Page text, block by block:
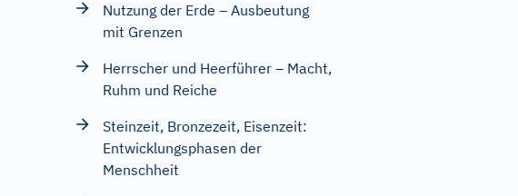
Nutzung der Erde – Ausbeutung
mit Grenzen
Herrscher und Heerführer – Macht,
Ruhm und Reiche
Steinzeit, Bronzezeit, Eisenzeit:
Entwicklungsphasen der
Menschheit